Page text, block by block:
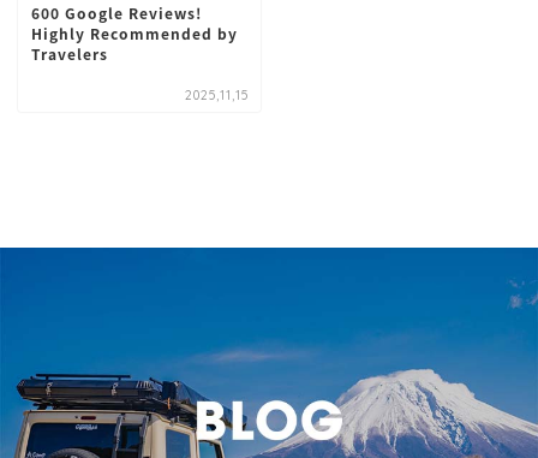
600 Google Reviews!
Highly Recommended by
Travelers
2025,11,15